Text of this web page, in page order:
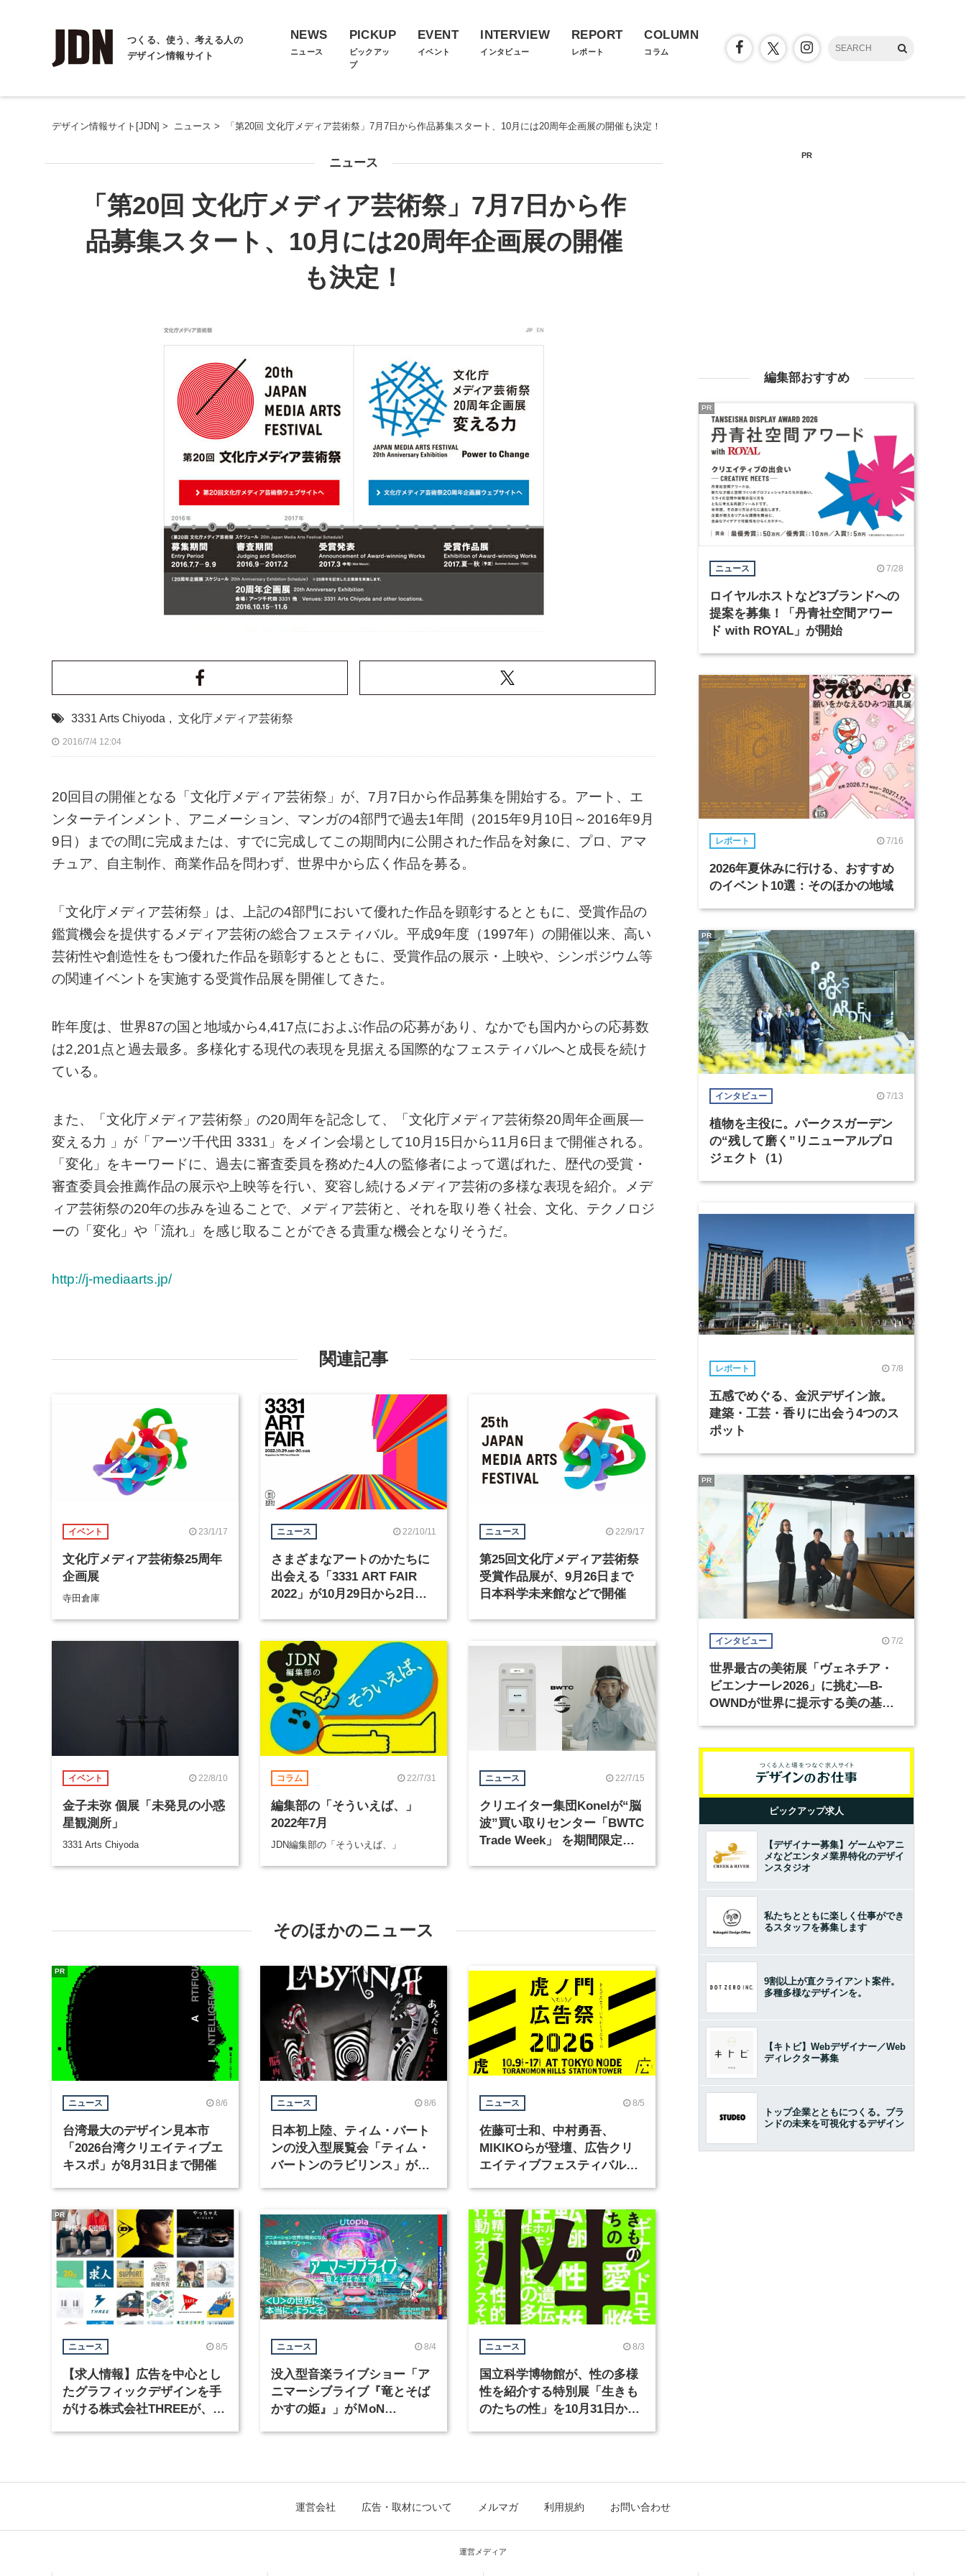
つくる、使う、考える人の
デザイン情報サイト
NEWS
ニュース
PICKUP
ピックアッ
プ
EVENT
イベント
INTERVIEW
インタビュー
REPORT
レポート
COLUMN
コラム
デザイン情報サイト[JDN] > ニュース > 「第20回 文化庁メディア芸術祭」7月7日から作品募集スタート、10月には20周年企画展の開催も決定！
ニュース
「第20回 文化庁メディア芸術祭」7月7日から作
品募集スタート、10月には20周年企画展の開催
も決定！
3331 Arts Chiyoda , 文化庁メディア芸術祭
2016/7/4 12:04
20回目の開催となる「文化庁メディア芸術祭」が、7月7日から作品募集を開始する。アート、エ
ンターテインメント、アニメーション、マンガの4部門で過去1年間（2015年9月10日～2016年9月
9日）までの間に完成または、すでに完成してこの期間内に公開された作品を対象に、プロ、アマ
チュア、自主制作、商業作品を問わず、世界中から広く作品を募る。
「文化庁メディア芸術祭」は、上記の4部門において優れた作品を顕彰するとともに、受賞作品の
鑑賞機会を提供するメディア芸術の総合フェスティバル。平成9年度（1997年）の開催以来、高い
芸術性や創造性をもつ優れた作品を顕彰するとともに、受賞作品の展示・上映や、シンポジウム等
の関連イベントを実施する受賞作品展を開催してきた。
昨年度は、世界87の国と地域から4,417点におよぶ作品の応募があり、なかでも国内からの応募数
は2,201点と過去最多。多様化する現代の表現を見据える国際的なフェスティバルへと成長を続け
ている。
また、「文化庁メディア芸術祭」の20周年を記念して、「文化庁メディア芸術祭20周年企画展―
変える力 」が「アーツ千代田 3331」をメイン会場として10月15日から11月6日まで開催される。
「変化」をキーワードに、過去に審査委員を務めた4人の監修者によって選ばれた、歴代の受賞・
審査委員会推薦作品の展示や上映等を行い、変容し続けるメディア芸術の多様な表現を紹介。メデ
ィア芸術祭の20年の歩みを辿ることで、メディア芸術と、それを取り巻く社会、文化、テクノロジ
ーの「変化」や「流れ」を感じ取ることができる貴重な機会となりそうだ。
http://j-mediaarts.jp/
関連記事
イベント 23/1/17
文化庁メディア芸術祭25周年
企画展
寺田倉庫
ニュース 22/10/11
さまざまなアートのかたちに
出会える「3331 ART FAIR
2022」が10月29日から2日間
ニュース 22/9/17
第25回文化庁メディア芸術祭
受賞作品展が、9月26日まで
日本科学未来館などで開催
イベント 22/8/10
金子未弥 個展「未発見の小惑
星観測所」
3331 Arts Chiyoda
コラム 22/7/31
編集部の「そういえば、」
2022年7月
JDN編集部の「そういえば、」
ニュース 22/7/15
クリエイター集団Konelが“脳
波”買い取りセンター「BWTC
Trade Week」 を期間限定で
そのほかのニュース
ニュース 8/6
台湾最大のデザイン見本市
「2026台湾クリエイティブエ
キスポ」が8月31日まで開催
PR
ニュース 8/6
日本初上陸、ティム・バート
ンの没入型展覧会「ティム・
バートンのラビリンス」が東
ニュース 8/5
佐藤可士和、中村勇吾、
MIKIKOらが登壇、広告クリ
エイティブフェスティバル
ニュース 8/5
【求人情報】広告を中心とし
たグラフィックデザインを手
がける株式会社THREEが、グ
PR
ニュース 8/4
没入型音楽ライブショー「ア
ニマーシブライブ『竜とそば
かすの姫』」がＭoN
ニュース 8/3
国立科学博物館が、性の多様
性を紹介する特別展「生きも
のたちの性」を10月31日から
PR
編集部おすすめ
ニュース 7/28
ロイヤルホストなど3ブランドへの
提案を募集！「丹青社空間アワー
ド with ROYAL」が開始
PR
レポート 7/16
2026年夏休みに行ける、おすすめ
のイベント10選：そのほかの地域
インタビュー 7/13
植物を主役に。パークスガーデン
の“残して磨く”リニューアルプロ
ジェクト（1）
PR
レポート 7/8
五感でめぐる、金沢デザイン旅。
建築・工芸・香りに出会う4つのス
ポット
インタビュー 7/2
世界最古の美術展「ヴェネチア・
ビエンナーレ2026」に挑む―B-
OWNDが世界に提示する美の基準
PR
ピックアップ求人
【デザイナー募集】ゲームやアニ
メなどエンタメ業界特化のデザイ
ンスタジオ
私たちとともに楽しく仕事ができ
るスタッフを募集します
9割以上が直クライアント案件。
多種多様なデザインを。
【キトビ】Webデザイナー／Web
ディレクター募集
トップ企業とともにつくる。ブラ
ンドの未来を可視化するデザイン
運営会社 広告・取材について メルマガ 利用規約 お問い合わせ
運営メディア